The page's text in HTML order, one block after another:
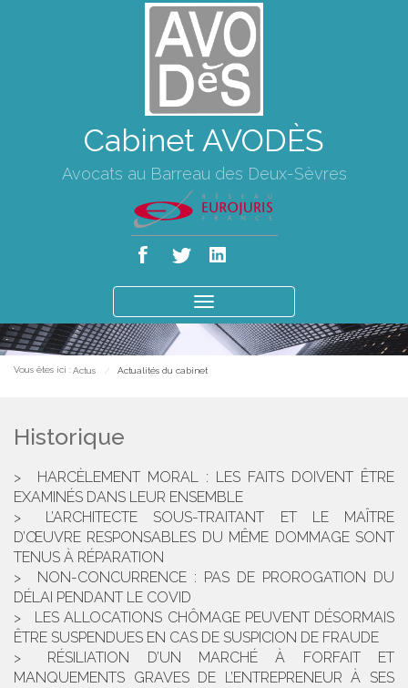
Cabinet AVODÈS
Avocats au Barreau des Deux-Sèvres
le
menu
Vous êtes ici : Actus Actualités du cabinet
Historique
HARCÈLEMENT MORAL : LES FAITS DOIVENT ÊTRE
EXAMINÉS DANS LEUR ENSEMBLE
L’ARCHITECTE SOUS-TRAITANT ET LE MAÎTRE
D’ŒUVRE RESPONSABLES DU MÊME DOMMAGE SONT
TENUS À RÉPARATION
NON-CONCURRENCE : PAS DE PROROGATION DU
DÉLAI PENDANT LE COVID
LES ALLOCATIONS CHÔMAGE PEUVENT DÉSORMAIS
ÊTRE SUSPENDUES EN CAS DE SUSPICION DE FRAUDE
RÉSILIATION D’UN MARCHÉ À FORFAIT ET
MANQUEMENTS GRAVES DE L’ENTREPRENEUR À SES